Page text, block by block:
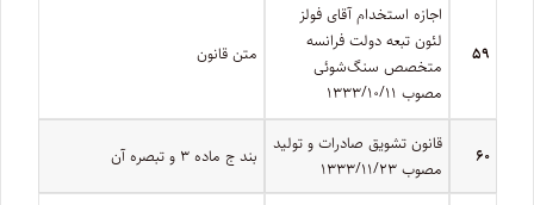
۵۹
اجازه استخدام آقای فولز
لئون تبعه دولت فرانسه
متخصص سنگ‌شوئی
مصوب ۱۳۳۳/۱۰/۱۱
متن قانون
۶۰
قانون تشویق صادرات و تولید
مصوب ۱۳۳۳/۱۱/۲۳
بند ج ماده ۳ و تبصره آن